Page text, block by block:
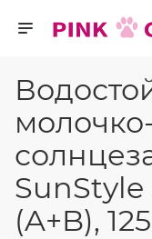
SunStyle
(A+B),